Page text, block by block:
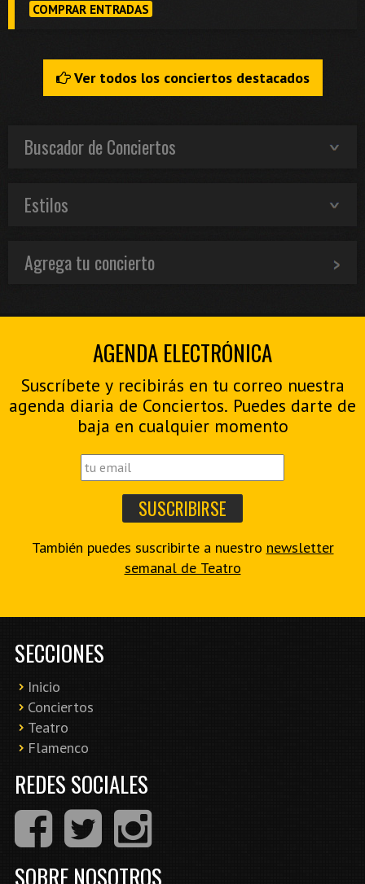
COMPRAR ENTRADAS
Ver todos los conciertos destacados
Buscador de Conciertos
Estilos
Agrega tu concierto
AGENDA ELECTRÓNICA
Suscríbete y recibirás en tu correo nuestra
agenda diaria de Conciertos. Puedes darte de
baja en cualquier momento
También puedes suscribirte a nuestro newsletter
semanal de Teatro
SECCIONES
Inicio
Conciertos
Teatro
Flamenco
REDES SOCIALES
SOBRE NOSOTROS